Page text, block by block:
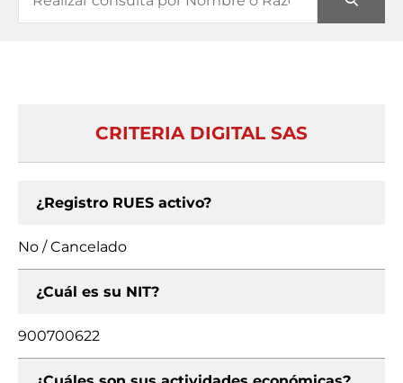
CRITERIA DIGITAL SAS
¿Registro RUES activo?
No / Cancelado
¿Cuál es su NIT?
900700622